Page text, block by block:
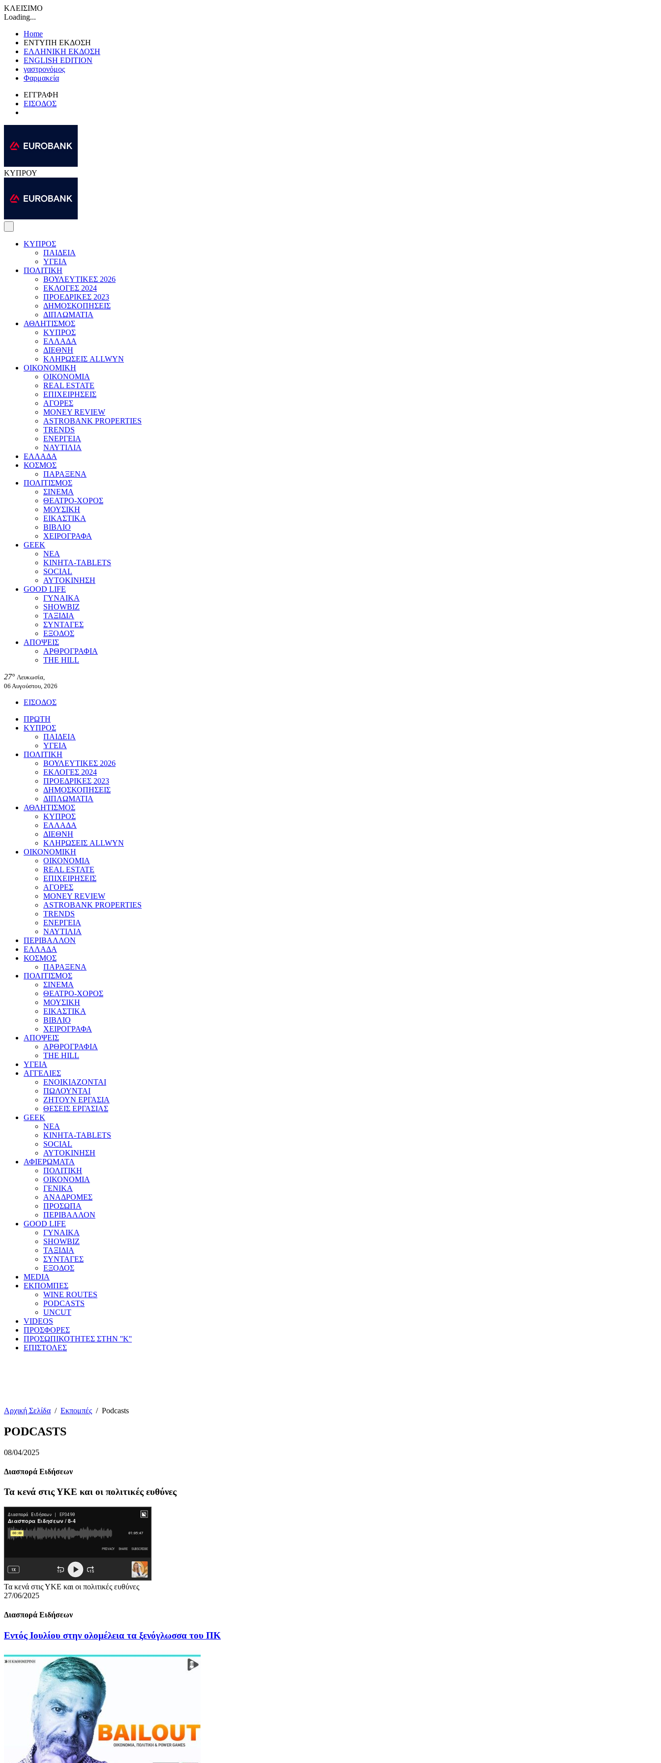
ΚΛΕΙΣΙΜΟ
Loading...
Home
ΕΝΤΥΠΗ ΕΚΔΟΣΗ
ΕΛΛΗΝΙΚΗ ΕΚΔΟΣΗ
ENGLISH EDITION
γαστρονόμος
Φαρμακεία
ΕΓΓΡΑΦΗ
ΕΙΣΟΔΟΣ
ΚΥΠΡΟΥ
ΚΥΠΡΟΣ
ΠΑΙΔΕΙΑ
ΥΓΕΙΑ
ΠΟΛΙΤΙΚΗ
ΒΟΥΛΕΥΤΙΚΕΣ 2026
ΕΚΛΟΓΕΣ 2024
ΠΡΟΕΔΡΙΚΕΣ 2023
ΔΗΜΟΣΚΟΠΗΣΕΙΣ
ΔΙΠΛΩΜΑΤΙΑ
ΑΘΛΗΤΙΣΜΟΣ
ΚΥΠΡΟΣ
ΕΛΛΑΔΑ
ΔΙΕΘΝΗ
ΚΛΗΡΩΣΕΙΣ ALLWYN
ΟΙΚΟΝΟΜΙΚΗ
ΟΙΚΟΝΟΜΙΑ
REAL ESTATE
ΕΠΙΧΕΙΡΗΣΕΙΣ
ΑΓΟΡΕΣ
MONEY REVIEW
ASTROBANK PROPERTIES
TRENDS
ΕΝΕΡΓΕΙΑ
ΝΑΥΤΙΛΙΑ
ΕΛΛΑΔΑ
ΚΟΣΜΟΣ
ΠΑΡΑΞΕΝΑ
ΠΟΛΙΤΙΣΜΟΣ
ΣΙΝΕΜΑ
ΘΕΑΤΡΟ-ΧΟΡΟΣ
ΜΟΥΣΙΚΗ
ΕΙΚΑΣΤΙΚΑ
ΒΙΒΛΙΟ
ΧΕΙΡΟΓΡΑΦΑ
GEEK
ΝΕΑ
ΚΙΝΗΤΑ-TABLETS
SOCIAL
ΑΥΤΟΚΙΝΗΣΗ
GOOD LIFE
ΓΥΝΑΙΚΑ
SHOWBIZ
ΤΑΞΙΔΙΑ
ΣΥΝΤΑΓΕΣ
ΕΞΟΔΟΣ
ΑΠΟΨΕΙΣ
ΑΡΘΡΟΓΡΑΦΙΑ
THE HILL
27° Λευκωσία,
06 Αυγούστου, 2026
ΕΙΣΟΔΟΣ
ΠΡΩΤΗ
ΚΥΠΡΟΣ
ΠΑΙΔΕΙΑ
ΥΓΕΙΑ
ΠΟΛΙΤΙΚΗ
ΒΟΥΛΕΥΤΙΚΕΣ 2026
ΕΚΛΟΓΕΣ 2024
ΠΡΟΕΔΡΙΚΕΣ 2023
ΔΗΜΟΣΚΟΠΗΣΕΙΣ
ΔΙΠΛΩΜΑΤΙΑ
ΑΘΛΗΤΙΣΜΟΣ
ΚΥΠΡΟΣ
ΕΛΛΑΔΑ
ΔΙΕΘΝΗ
ΚΛΗΡΩΣΕΙΣ ALLWYN
ΟΙΚΟΝΟΜΙΚΗ
ΟΙΚΟΝΟΜΙΑ
REAL ESTATE
ΕΠΙΧΕΙΡΗΣΕΙΣ
ΑΓΟΡΕΣ
MONEY REVIEW
ASTROBANK PROPERTIES
TRENDS
ΕΝΕΡΓΕΙΑ
ΝΑΥΤΙΛΙΑ
ΠΕΡΙΒΑΛΛΟΝ
ΕΛΛΑΔΑ
ΚΟΣΜΟΣ
ΠΑΡΑΞΕΝΑ
ΠΟΛΙΤΙΣΜΟΣ
ΣΙΝΕΜΑ
ΘΕΑΤΡΟ-ΧΟΡΟΣ
ΜΟΥΣΙΚΗ
ΕΙΚΑΣΤΙΚΑ
ΒΙΒΛΙΟ
ΧΕΙΡΟΓΡΑΦΑ
ΑΠΟΨΕΙΣ
ΑΡΘΡΟΓΡΑΦΙΑ
THE HILL
ΥΓΕΙΑ
ΑΓΓΕΛΙΕΣ
ΕΝΟΙΚΙΑΖΟΝΤΑΙ
ΠΩΛΟΥΝΤΑΙ
ΖΗΤΟΥΝ ΕΡΓΑΣΙΑ
ΘΕΣΕΙΣ ΕΡΓΑΣΙΑΣ
GEEK
ΝΕΑ
ΚΙΝΗΤΑ-TABLETS
SOCIAL
ΑΥΤΟΚΙΝΗΣΗ
ΑΦΙΕΡΩΜΑΤΑ
ΠΟΛΙΤΙΚΗ
ΟΙΚΟΝΟΜΙΑ
ΓΕΝΙΚΑ
ΑΝΑΔΡΟΜΕΣ
ΠΡΟΣΩΠΑ
ΠΕΡΙΒΑΛΛΟΝ
GOOD LIFE
ΓΥΝΑΙΚΑ
SHOWBIZ
ΤΑΞΙΔΙΑ
ΣΥΝΤΑΓΕΣ
ΕΞΟΔΟΣ
MEDIA
ΕΚΠΟΜΠΕΣ
WINE ROUTES
PODCASTS
UNCUT
VIDEOS
ΠΡΟΣΦΟΡΕΣ
ΠΡΟΣΩΠΙΚΟΤΗΤΕΣ ΣΤΗΝ ''Κ''
ΕΠΙΣΤΟΛΕΣ
Αρχική Σελίδα / Εκπομπές / Podcasts
PODCASTS
08/04/2025
Διασπορά Ειδήσεων
Τα κενά στις ΥΚΕ και οι πολιτικές ευθύνες
Τα κενά στις ΥΚΕ και οι πολιτικές ευθύνες
27/06/2025
Διασπορά Ειδήσεων
Εντός Ιουλίου στην ολομέλεια τα ξενόγλωσσα του ΠΚ